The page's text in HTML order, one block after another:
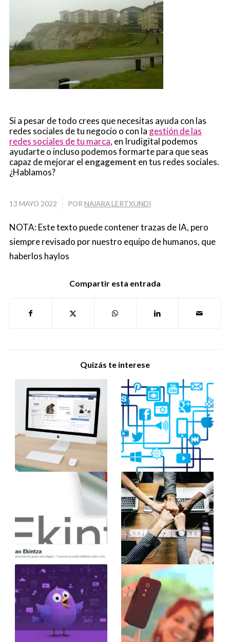
Si a pesar de todo crees que necesitas ayuda con las
redes sociales de tu negocio o con la gestión de las
redes sociales de tu marca, en Irudigital podemos
ayudarte o incluso podemos formarte para que seas
capaz de mejorar el engagement en tus redes sociales.
¿Hablamos?
13 MAYO 2022 POR NAIARA LERTXUNDI
NOTA: Este texto puede contener trazas de IA, pero
siempre revisado por nuestro equipo de humanos, que
haberlos haylos
Compartir esta entrada
Quizás te interese